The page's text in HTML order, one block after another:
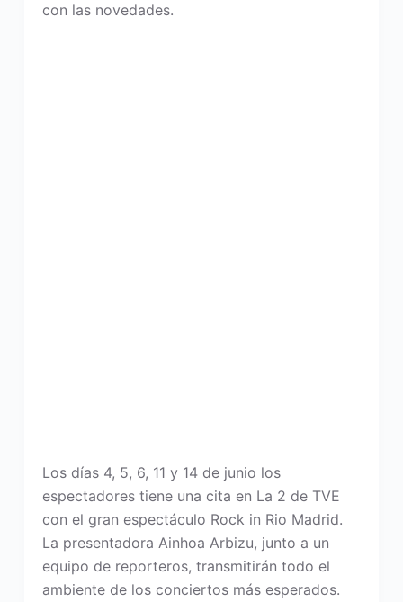
con las novedades.
Los días 4, 5, 6, 11 y 14 de junio los
espectadores tiene una cita en La 2 de TVE
con el gran espectáculo Rock in Rio Madrid.
La presentadora Ainhoa Arbizu, junto a un
equipo de reporteros, transmitirán todo el
ambiente de los conciertos más esperados.